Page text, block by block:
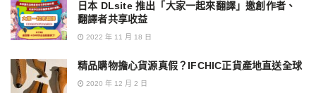
日本 DLsite 推出「大家一起來翻譯」邀創作者、
翻譯者共享收益
2022 年 11 月 18 日
精品購物擔心貨源真假？IFCHIC正貨產地直送全球
2020 年 12 月 2 日